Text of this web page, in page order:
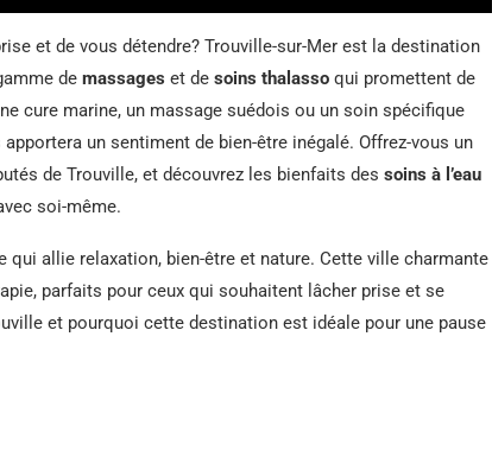
et de vous détendre? Trouville-sur-Mer est la destination
de massages et de soins thalasso qui promettent de
cure marine, un massage suédois ou un soin spécifique
un sentiment de bien-être inégalé. Offrez-vous un
de Trouville, et découvrez les bienfaits des soins à l’eau
soi-même.
allie relaxation, bien-être et nature. Cette ville charmante
parfaits pour ceux qui souhaitent lâcher prise et se
et pourquoi cette destination est idéale pour une pause